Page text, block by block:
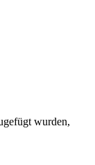
wurden,